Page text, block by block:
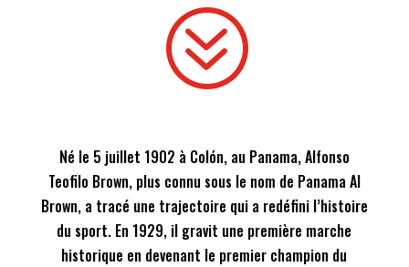
?
Né le 5 juillet 1902 à Colón, au Panama, Alfonso
Teofilo Brown, plus connu sous le nom de Panama Al
Brown, a tracé une trajectoire qui a redéfini l’histoire
du sport. En 1929, il gravit une première marche
historique en devenant le premier champion du